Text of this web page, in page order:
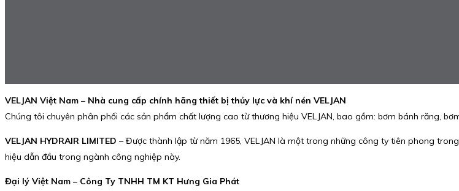
VELJAN Việt Nam – Nhà cung cấp chính hãng thiết bị thủy lực và khí nén VELJAN
Chúng tôi chuyên phân phối các sản phẩm chất lượng cao từ thương hiệu VELJAN, bao gồm: bơm bánh răng,
VELJAN HYDRAIR LIMITED – Được thành lập từ năm 1965, VELJAN là một trong những công ty tiên phong
hiệu dẫn đầu trong ngành công nghiệp này.
Đại lý Việt Nam – Công Ty TNHH TM KT Hưng Gia Phát